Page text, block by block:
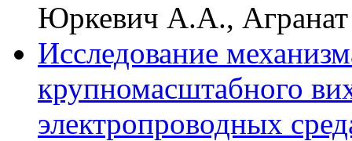
Юркевич А.А.,
Исследование
крупномасштабного
электропроводных